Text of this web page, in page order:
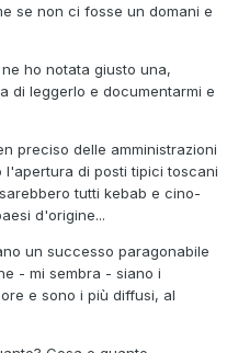
se non ci fosse un domani e
ho notata giusto una,
di leggerlo e documentarmi e
preciso delle amministrazioni
di posti tipici toscani
tutti kebab e cino-
d'origine...
un successo paragonabile
- mi sembra - siano i
e sono i più diffusi, al